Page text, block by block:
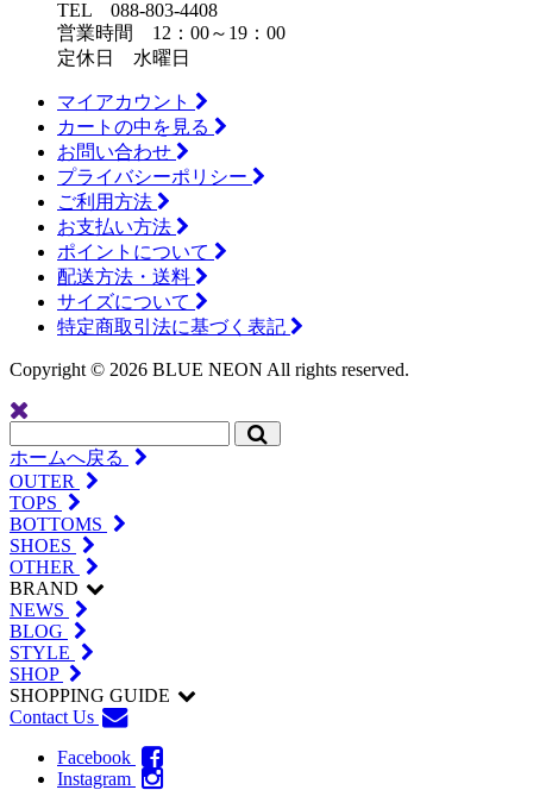
TEL 088-803-4408
営業時間 12：00～19：00
定休日 水曜日
マイアカウント
カートの中を見る
お問い合わせ
プライバシーポリシー
ご利用方法
お支払い方法
ポイントについて
配送方法・送料
サイズについて
特定商取引法に基づく表記
Copyright © 2026 BLUE NEON All rights reserved.
ホームへ戻る
OUTER
TOPS
BOTTOMS
SHOES
OTHER
BRAND
NEWS
BLOG
STYLE
SHOP
SHOPPING GUIDE
Contact Us
Facebook
Instagram